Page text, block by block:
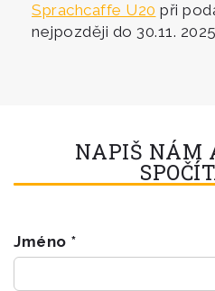
Sprachcaffe U20 při
nejpozději do 30.11.
NAPIŠ NÁM
Jméno *